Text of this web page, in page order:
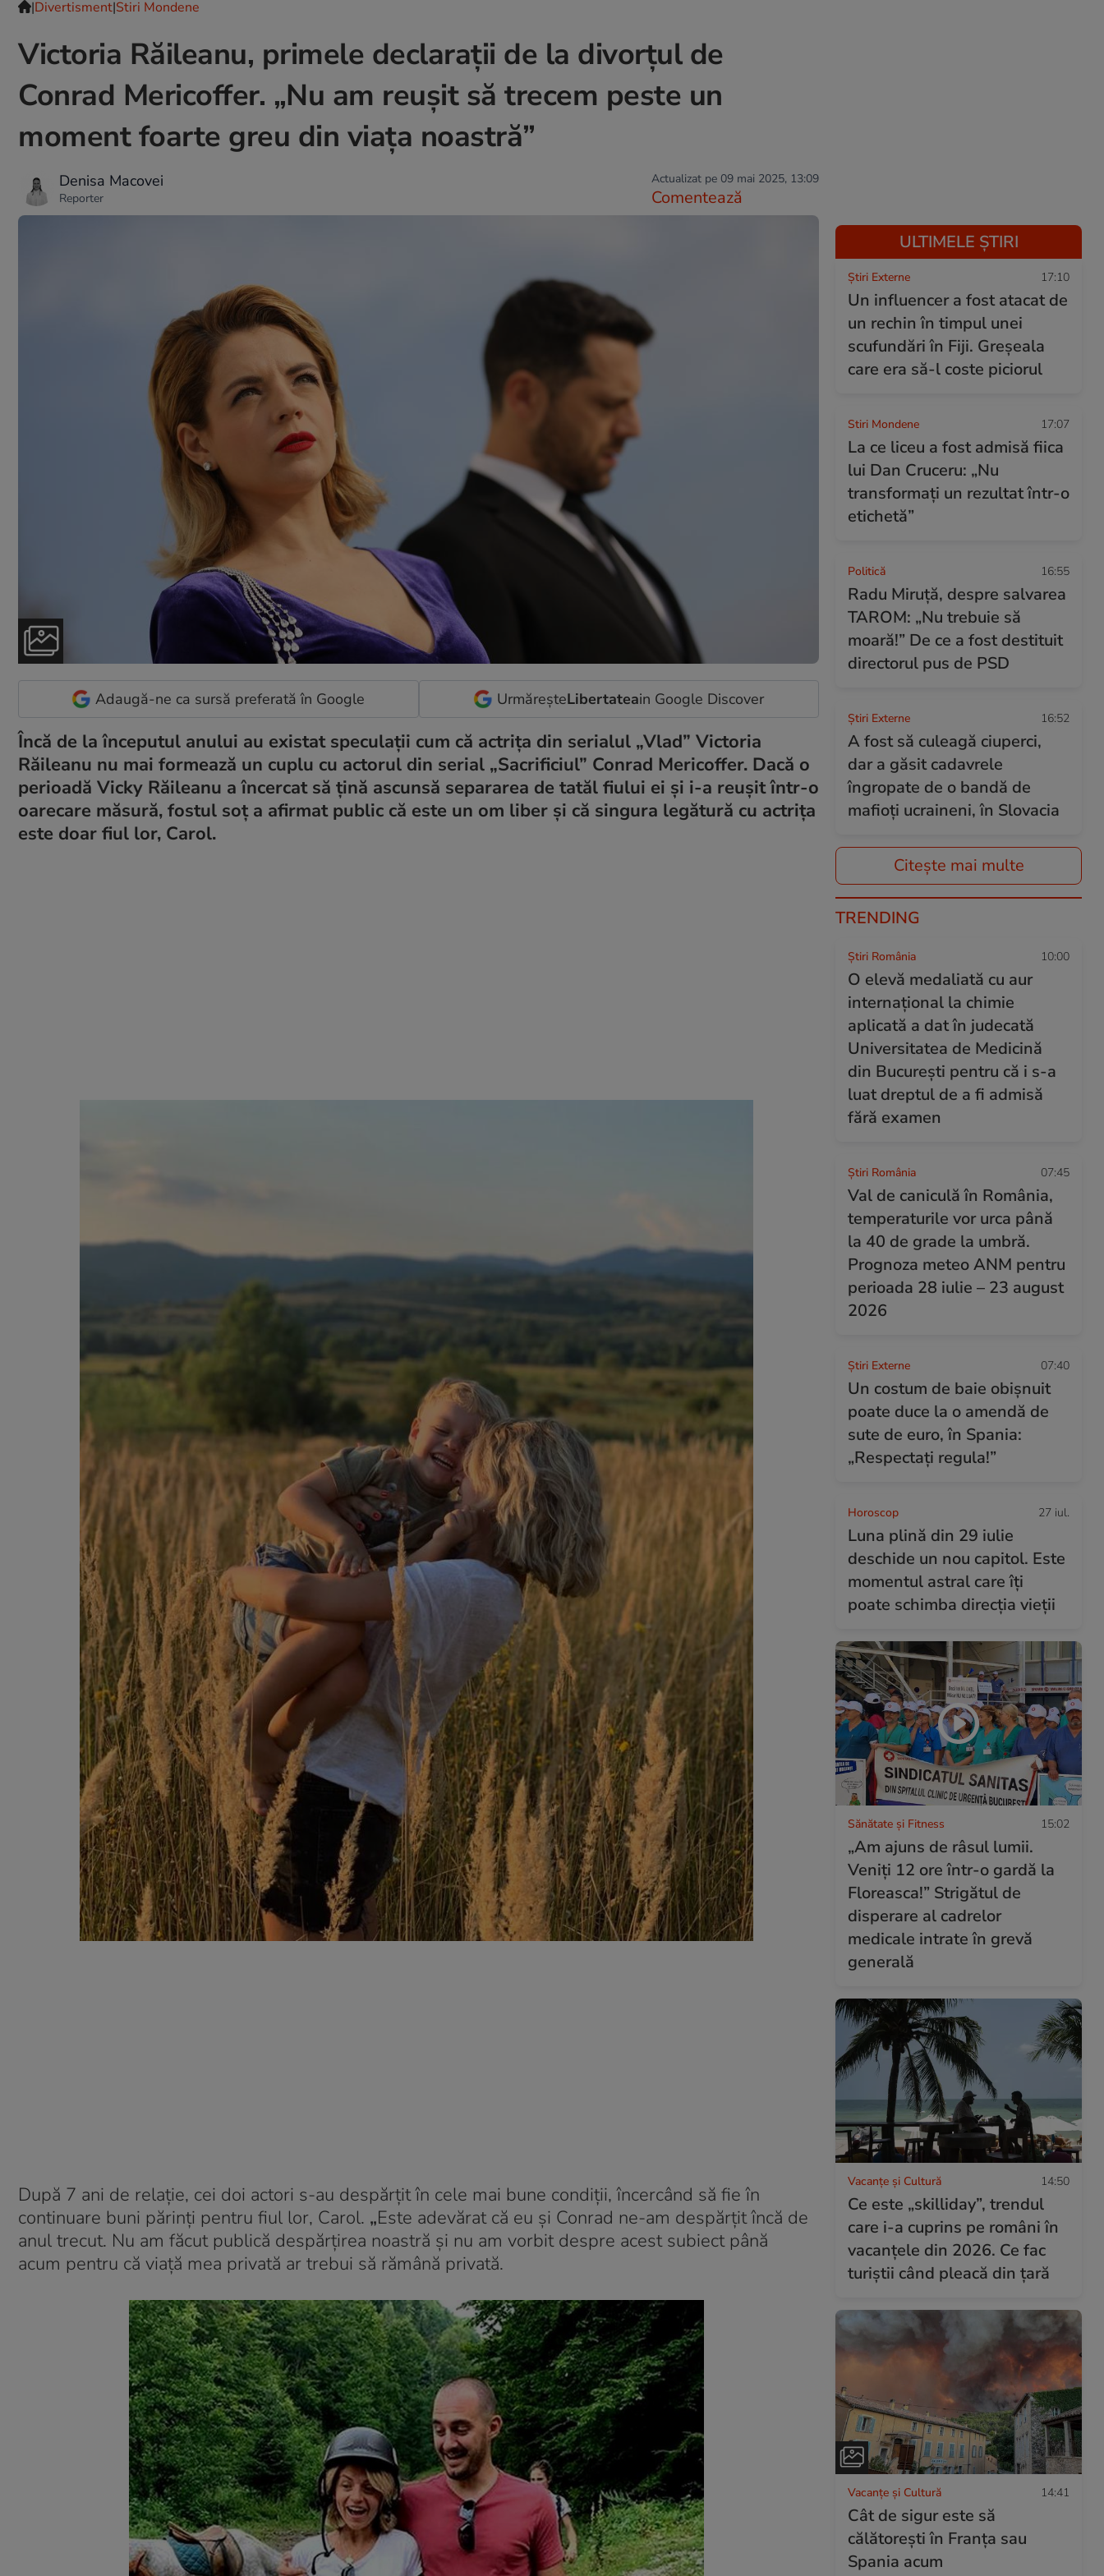
|Divertisment|Stiri Mondene
Victoria Răileanu, primele declarații de la divorțul de
Conrad Mericoffer. „Nu am reușit să trecem peste un
moment foarte greu din viața noastră”
Denisa Macovei
Reporter
Actualizat pe 09 mai 2025, 13:09
Comentează
Adaugă-ne ca sursă preferată în Google UrmăreșteLibertateain Google Discover
Încă de la începutul anului au existat speculații cum că actrița din serialul „Vlad” Victoria
Răileanu nu mai formează un cuplu cu actorul din serial „Sacrificiul” Conrad Mericoffer. Dacă o
perioadă Vicky Răileanu a încercat să țină ascunsă separarea de tatăl fiului ei și i-a reușit într-o
oarecare măsură, fostul soț a afirmat public că este un om liber și că singura legătură cu actrița
este doar fiul lor, Carol.
După 7 ani de relație, cei doi actori s-au despărțit în cele mai bune condiții, încercând să fie în
continuare buni părinți pentru fiul lor, Carol. „Este adevărat că eu și Conrad ne-am despărțit încă de
anul trecut. Nu am făcut publică despărțirea noastră și nu am vorbit despre acest subiect până
acum pentru că viață mea privată ar trebui să rămână privată.
ULTIMELE ȘTIRI
Știri Externe 17:10
Un influencer a fost atacat de
un rechin în timpul unei
scufundări în Fiji. Greșeala
care era să-l coste piciorul
Stiri Mondene 17:07
La ce liceu a fost admisă fiica
lui Dan Cruceru: „Nu
transformați un rezultat într-o
etichetă”
Politică 16:55
Radu Miruță, despre salvarea
TAROM: „Nu trebuie să
moară!” De ce a fost destituit
directorul pus de PSD
Știri Externe 16:52
A fost să culeagă ciuperci,
dar a găsit cadavrele
îngropate de o bandă de
mafioți ucraineni, în Slovacia
Citește mai multe
TRENDING
Știri România 10:00
O elevă medaliată cu aur
internațional la chimie
aplicată a dat în judecată
Universitatea de Medicină
din București pentru că i s-a
luat dreptul de a fi admisă
fără examen
Știri România 07:45
Val de caniculă în România,
temperaturile vor urca până
la 40 de grade la umbră.
Prognoza meteo ANM pentru
perioada 28 iulie – 23 august
2026
Știri Externe 07:40
Un costum de baie obișnuit
poate duce la o amendă de
sute de euro, în Spania:
„Respectați regula!”
Horoscop 27 iul.
Luna plină din 29 iulie
deschide un nou capitol. Este
momentul astral care îți
poate schimba direcția vieții
Sănătate și Fitness 15:02
„Am ajuns de râsul lumii.
Veniți 12 ore într-o gardă la
Floreasca!” Strigătul de
disperare al cadrelor
medicale intrate în grevă
generală
Vacanțe și Cultură 14:50
Ce este „skilliday”, trendul
care i-a cuprins pe români în
vacanțele din 2026. Ce fac
turiștii când pleacă din țară
Vacanțe și Cultură 14:41
Cât de sigur este să
călătorești în Franța sau
Spania acum